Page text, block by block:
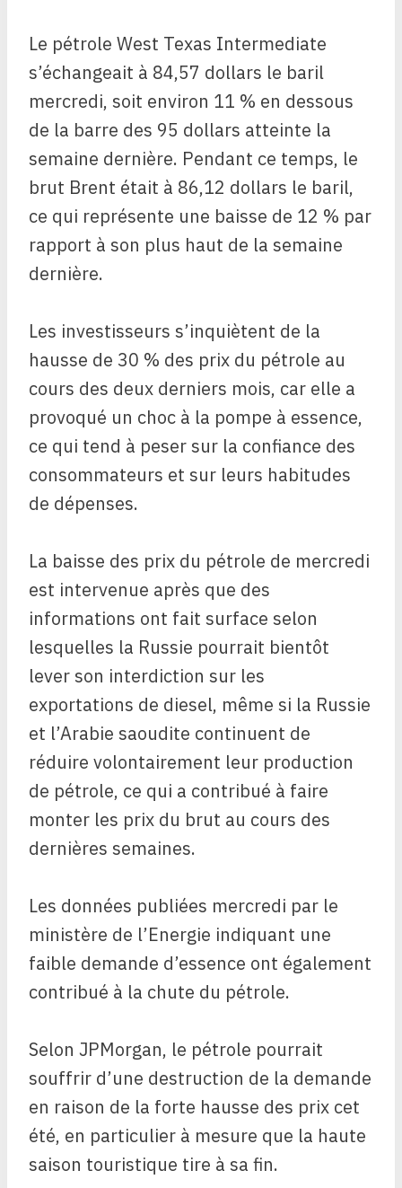
Le pétrole West Texas Intermediate
s’échangeait à 84,57 dollars le baril
mercredi, soit environ 11 % en dessous
de la barre des 95 dollars atteinte la
semaine dernière. Pendant ce temps, le
brut Brent était à 86,12 dollars le baril,
ce qui représente une baisse de 12 % par
rapport à son plus haut de la semaine
dernière.
Les investisseurs s’inquiètent de la
hausse de 30 % des prix du pétrole au
cours des deux derniers mois, car elle a
provoqué un choc à la pompe à essence,
ce qui tend à peser sur la confiance des
consommateurs et sur leurs habitudes
de dépenses.
La baisse des prix du pétrole de mercredi
est intervenue après que des
informations ont fait surface selon
lesquelles la Russie pourrait bientôt
lever son interdiction sur les
exportations de diesel, même si la Russie
et l’Arabie saoudite continuent de
réduire volontairement leur production
de pétrole, ce qui a contribué à faire
monter les prix du brut au cours des
dernières semaines.
Les données publiées mercredi par le
ministère de l’Energie indiquant une
faible demande d’essence ont également
contribué à la chute du pétrole.
Selon JPMorgan, le pétrole pourrait
souffrir d’une destruction de la demande
en raison de la forte hausse des prix cet
été, en particulier à mesure que la haute
saison touristique tire à sa fin.